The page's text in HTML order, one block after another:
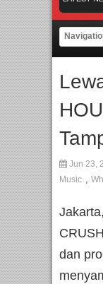
Ribuan Mainan
Jun 23,
Music ,
dan